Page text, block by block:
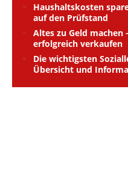
Haushaltskosten
auf den Prüfstand
Altes zu Geld machen
erfolgreich verkaufen
Die wichtigsten
Übersicht und